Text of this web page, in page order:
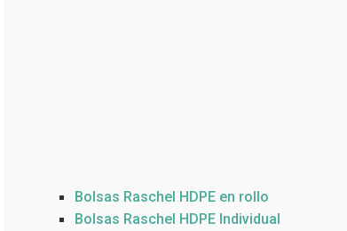
Bolsas Raschel HDPE en rollo
Bolsas Raschel HDPE Individual